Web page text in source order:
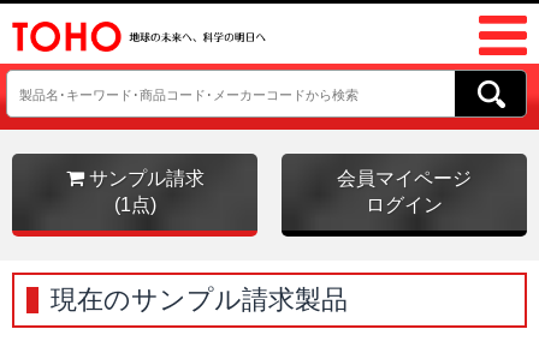
サンプル請求
(1点)
会員マイページ
ログイン
現在のサンプル請求製品